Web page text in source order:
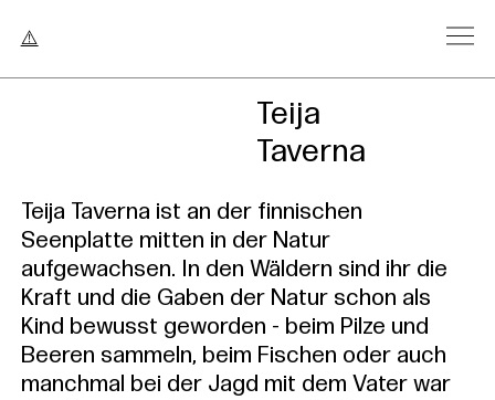
Teija
Taverna
Teija Taverna ist an der finnischen
Seenplatte mitten in der Natur
aufgewachsen. In den Wäldern sind ihr die
Kraft und die Gaben der Natur schon als
Kind bewusst geworden - beim Pilze und
Beeren sammeln, beim Fischen oder auch
manchmal bei der Jagd mit dem Vater war